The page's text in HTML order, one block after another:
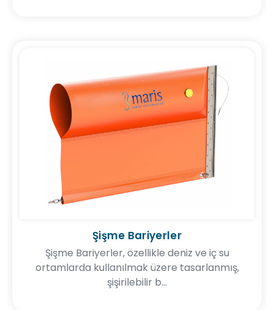
Şişme Bariyerler
Şişme Bariyerler, özellikle deniz ve iç su
ortamlarda kullanılmak üzere tasarlanmış,
şişirilebilir b...